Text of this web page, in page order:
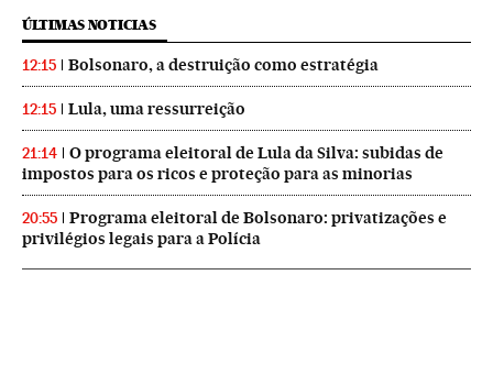
ÚLTIMAS NOTICIAS
12:15 Bolsonaro, a destruição como estratégia
12:15 Lula, uma ressurreição
21:14
O programa eleitoral de Lula da Silva: subidas de
impostos para os ricos e proteção para as minorias
20:55
Programa eleitoral de Bolsonaro: privatizações e
privilégios legais para a Polícia